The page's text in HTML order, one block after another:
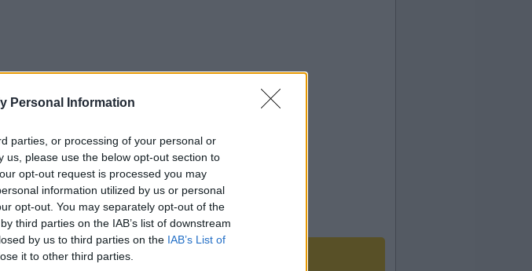
Personal Information
parties, or processing of your personal or
please use the below opt-out section to
opt-out request is processed you may
information utilized by us or personal
opt-out. You may separately opt-out of the
third parties on the IAB’s list of downstream
by us to third parties on the IAB’s List of
it to other third parties.
do alfabeto